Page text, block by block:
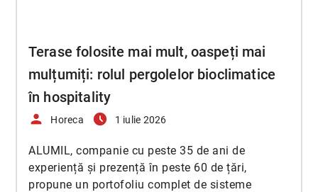
Terase folosite mai mult, oaspeți mai
mulțumiți: rolul pergolelor bioclimatice
în hospitality
person Horeca access_time_filled 1 iulie 2026
ALUMIL, companie cu peste 35 de ani de
experiență și prezență în peste 60 de țări,
propune un portofoliu complet de sisteme